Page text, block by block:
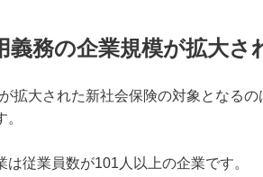
義務の企業規模が拡大さ
拡大された新社会保険の対象となる
は従業員数が101人以上の企業です。